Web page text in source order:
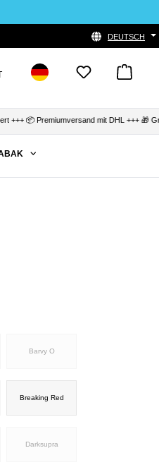
DEUTSCH
Premiumversand mit DHL +++ 🎁
Barvy O
Breaking Red
Darksupra